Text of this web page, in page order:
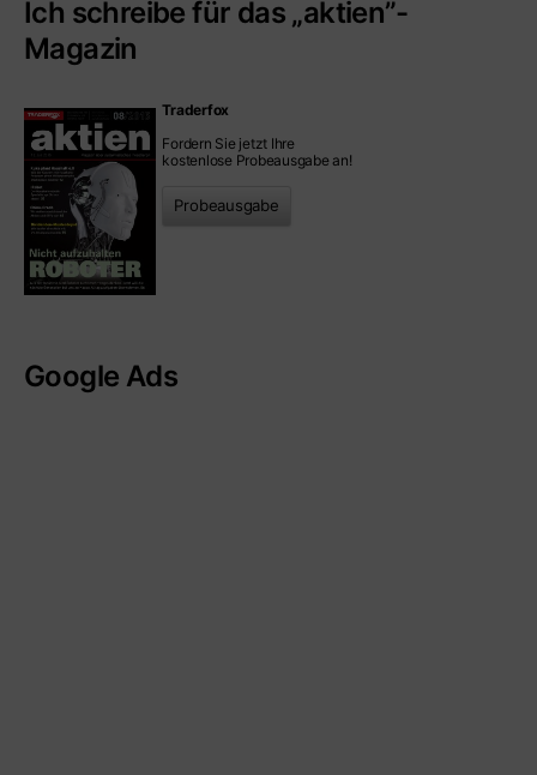
Ich schreibe für das „aktien”-
Magazin
Traderfox
Fordern Sie jetzt Ihre
kostenlose Probeausgabe an!
Probeausgabe
Google Ads